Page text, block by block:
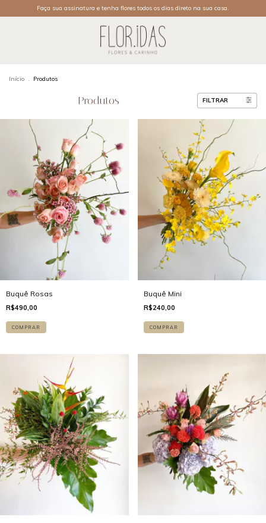
Faça sua assinatura e tenha flores todos os dias direto na sua casa.
Início . Produtos
Produtos FILTRAR
Buquê Rosas
R$490,00
COMPRAR
Buquê Mini
R$240,00
COMPRAR